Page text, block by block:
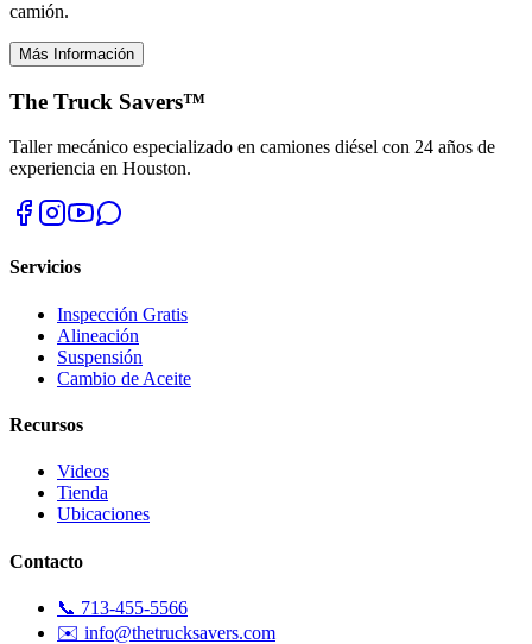
camión.
Más Información
The Truck Savers™
Taller mecánico especializado en camiones diésel con 24 años de
experiencia en Houston.
Servicios
Inspección Gratis
Alineación
Suspensión
Cambio de Aceite
Recursos
Videos
Tienda
Ubicaciones
Contacto
📞 713-455-5566
✉️ info@thetrucksavers.com